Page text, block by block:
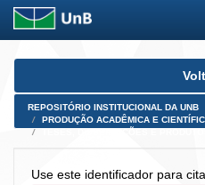
Skip
REPOSITÓRIO INSTITUCIONAL DA UNB
PRODUÇÃO ACADÊMICA E
Use este identificador para